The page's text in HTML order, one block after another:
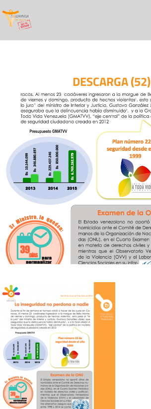
DESCARGA (52)